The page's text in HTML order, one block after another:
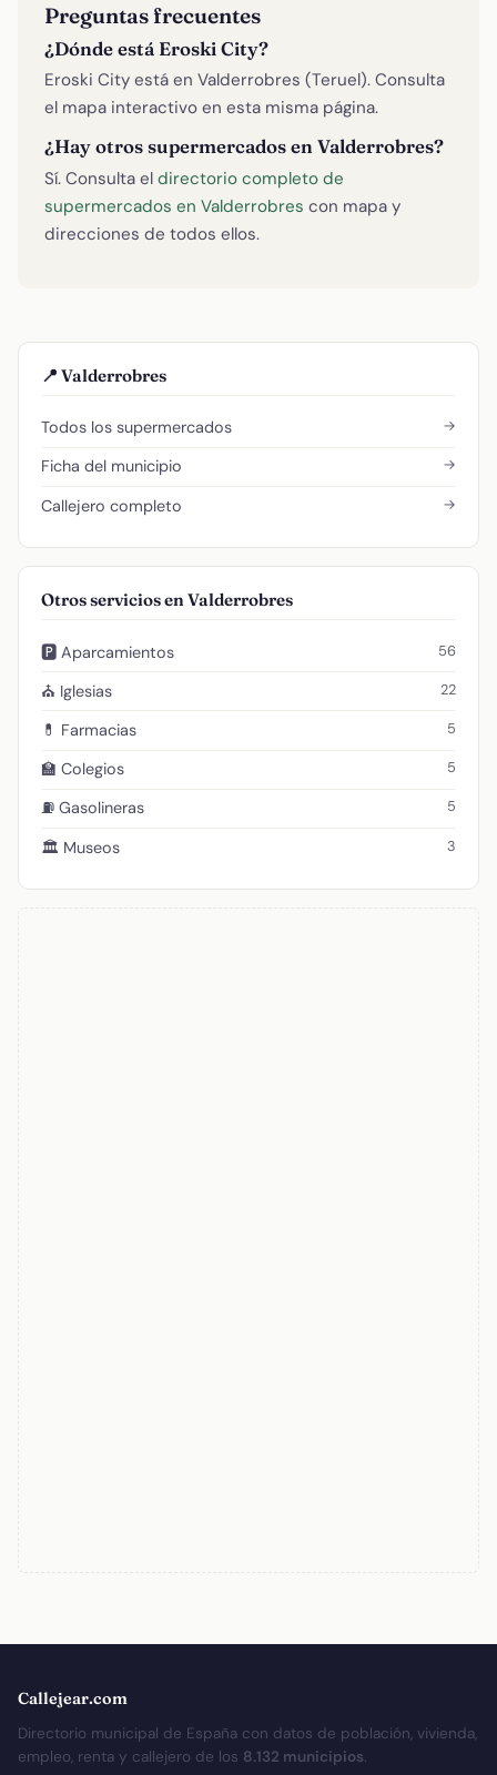
Preguntas frecuentes
¿Dónde está Eroski City?
Eroski City está en Valderrobres (Teruel). Consulta
el mapa interactivo en esta misma página.
¿Hay otros supermercados en Valderrobres?
Sí. Consulta el directorio completo de
supermercados en Valderrobres con mapa y
direcciones de todos ellos.
📍 Valderrobres
Todos los supermercados →
Ficha del municipio →
Callejero completo →
Otros servicios en Valderrobres
🅿️ Aparcamientos 56
⛪ Iglesias 22
💊 Farmacias 5
🏫 Colegios 5
⛽ Gasolineras 5
🏛️ Museos 3
Callejear.com
Directorio municipal de España con datos de población, vivienda,
empleo, renta y callejero de los 8.132 municipios.